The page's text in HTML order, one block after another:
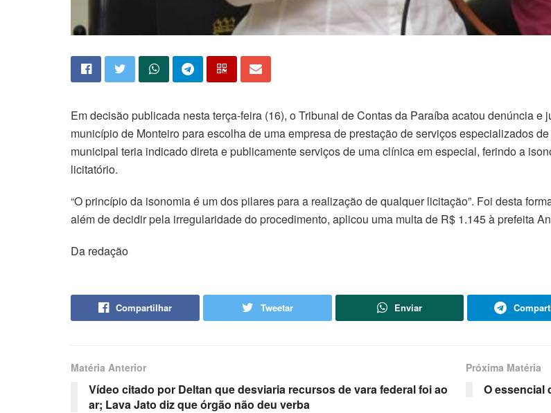
Em decisão publicada nesta terça-feira (16), o Tribunal de Contas da Paraíba acatou denúncia
município de Monteiro para escolha de uma empresa de prestação de serviços especializados
municipal teria indicado direta e publicamente serviços de uma clínica em especial, ferindo a
licitatório.
“O princípio da isonomia é um dos pilares para a realização de qualquer licitação”. Foi desta
além de decidir pela irregularidade do procedimento, aplicou uma multa de R$ 1.145 à prefeita
Da redação
Compartilhar Tweetar Enviar
Matéria Anterior
Vídeo citado por Deltan que desviaria recursos de vara federal foi ao
ar; Lava Jato diz que órgão não deu verba
Próxima Matéria
O essencial